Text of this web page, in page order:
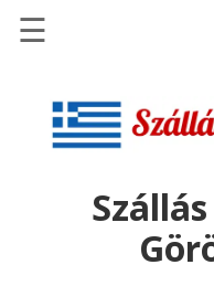
Szállások
Repülőjegy
☰